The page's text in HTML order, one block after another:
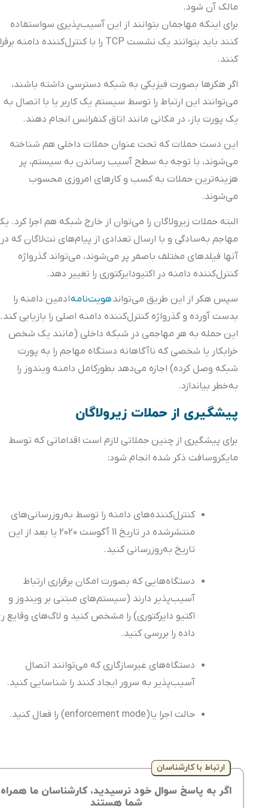
مالک آن شود.
برای اینکه مهاجمان بتوانند از این آسیب‌پذیری سواستفاده
کنند باید بتوانند یک نشست TCP را با کنترل‌کننده دامنه برقرار
کنند.
اگر هکرها بصورت فیزیکی به شبکه دسترسی داشته باشند،
می‌توانند این ارتباط را توسط سیستم یک کاربر یا با اتصال به
یک پورت باز، در مکانی مانند اتاق کنفرانس انجام دهند.
این دست حملات که تحت عنوان حملات داخلی هم شناخته
می‌شوند، با توجه به سطح آسیب رساندن به سیستم، پر
هزینه‌ترین حملات به کسب و کارهای امروزی محسوب
می‌شوند.
البته حملات زیرولاگان را می‌توان از خارج شبکه هم اجرا کرد. یک
مهاجم به‌سادگی و با ارسال تعدادی از پیام‌های نت‌لاگان که در
آنها فیلدهای مختلف باصفر پر می‌شوند، می‌تواند گذرواژه
کنترل‌کننده دامنه در اکتیودایرکتوری را تغییر دهد.
سپس هکر از این طریق می‌تواندهویت‌نامهادمین دامنه را
بدست آورده و گذرواژه کنترل‌کننده دامنه اصلی را بازیابی کند.
این حمله به هر مهاجمی در شبکه داخلی (مانند یک شخص
خرابکار یا شخصی که ناآگاهانه دستگاه مهاجم را به پورت
شبکه وصل کرده) اجازه می‌دهد بطورکامل دامنه ویندوز را
به‌خطر بیاندازد.
پیشگیری از حملات زیرولاگان
برای پیشگیری از چنین حملاتی لازم است اقداماتی که توسط
مایکروسافت ذکر شده انجام شود:
کنترل‌کننده‌های دامنه را توسط به‌روزرسانی‌های
منتشرشده در تاریخ 11 آگوست 2020 یا بعد از این
تاریخ به‌روزرسانی کنید.
دستگاه‌هایی که بصورت امکان برقراری ارتباط
آسیب‌پذیر دارند (سیستم‌های مبتنی بر ویندوز و
اکتیو دایرکتوری) را مشخص کنید و لاگ‌های وقایع رخ
داده را بررسی کنید.
دستگاه‌های غیرسازگاری که می‌توانند اتصال
آسیب‌پذیر به سرور ایجاد کنند را شناسایی کنید.
حالت اجرا یا(enforcement mode) را فعال کنید.
ارتباط با کارشناسان
اگر به پاسخ سوال خود نرسیدید، کارشناسان ما همراه
شما هستند